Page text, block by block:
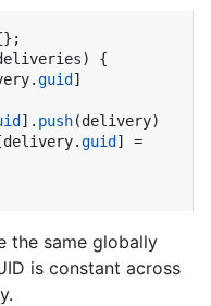
{
guid ]
]. push(delivery)
guid ] =
the same globally
is constant across